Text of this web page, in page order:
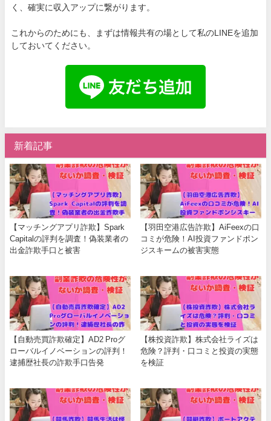
く、確実に収入アップに繋がります。
これからのためにも、まずは情報共有の場として私のLINEを追加
しておいてください。
新着記事
【マッチングアプリ詐欺】Spark
Capitalの評判を調査！偽装業者の
出金詐欺手口と被害
【羽田空港広告詐欺】AiFeexの口
コミが危険！AI投資ファンドポン
ジスキームの被害実態
【自動売買詐欺確定】AD2 Proグ
ローバルイノベーションの評判！
逮捕歴社長の詐欺手口告発
【株投資詐欺】株式会社ライズは
危険？評判・口コミと投資の実態
を検証